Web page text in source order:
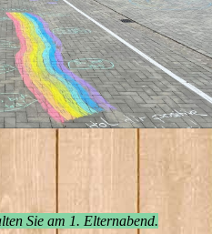
Sie am 1. Elternabend.